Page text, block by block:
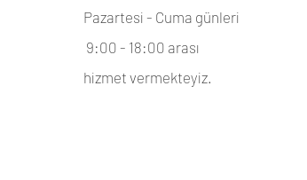
Pazartesi - Cuma günleri
9:00 - 18:00 arası
hizmet vermekteyiz.